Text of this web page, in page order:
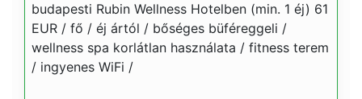
budapesti Rubin Wellness Hotelben (min. 1 éj) 61
EUR / fő / éj ártól / bőséges büféreggeli /
wellness spa korlátlan használata / fitness terem
/ ingyenes WiFi /